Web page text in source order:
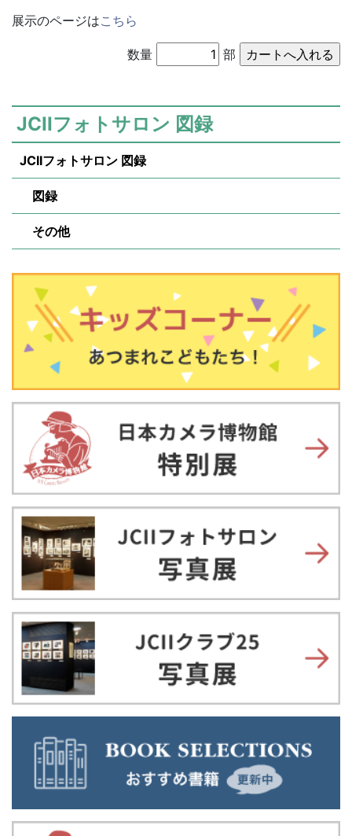
展示のページはこちら
数量 部
JCIIフォトサロン 図録
JCIIフォトサロン 図録
図録
その他